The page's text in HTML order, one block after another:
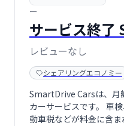
ー
サービス終
レビューなし
シェアリングエコノミー
SmartDrive Carsは、月
カーサービスです。 車
動車税などが料金に含